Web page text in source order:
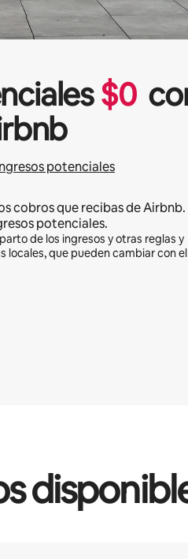
$0
potenciales
cobros que recibas de Airbnb.
potenciales.
de los ingresos y otras reglas y
locales, que pueden cambiar con el